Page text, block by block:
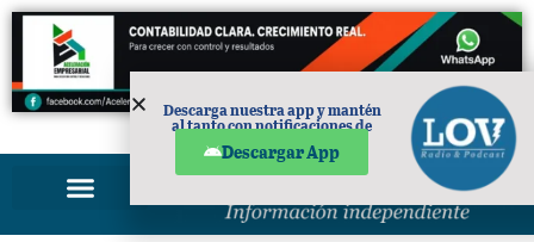
PUBLICIDAD
Descarga nuestra app y mantén
al tanto con notificaciones de
Descargar App